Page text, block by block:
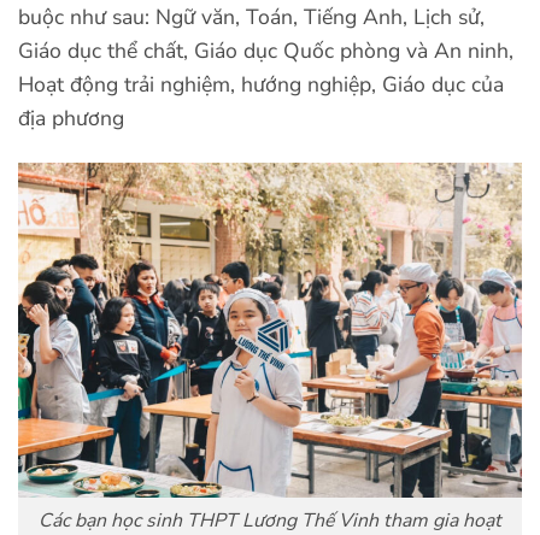
buộc như sau: Ngữ văn, Toán, Tiếng Anh, Lịch sử,
Giáo dục thể chất, Giáo dục Quốc phòng và An ninh,
Hoạt động trải nghiệm, hướng nghiệp, Giáo dục của
địa phương
Các bạn học sinh THPT Lương Thế Vinh tham gia hoạt